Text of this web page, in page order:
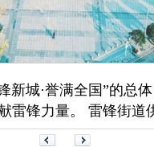
城·誉满全国”的总体
雷锋力量。 雷锋街道